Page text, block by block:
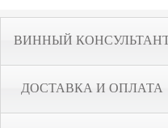
ВИННЫЙ
ДОСТАВКА И ОПЛАТА